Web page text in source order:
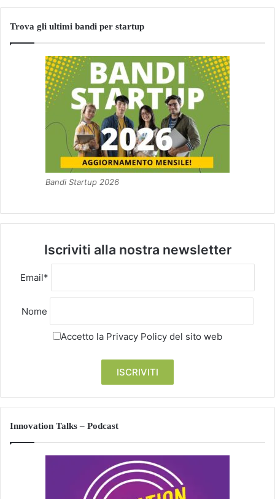
Trova gli ultimi bandi per startup
Bandi Startup 2026
Iscriviti alla nostra newsletter
Email*
Nome
Accetto la Privacy Policy del sito web
Innovation Talks – Podcast